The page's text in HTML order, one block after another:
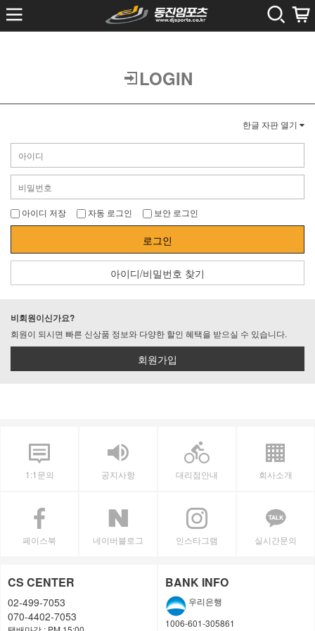
LOGIN
한글 자판 열기
아이디 저장 자동 로그인 보안 로그인
로그인
아이디/비밀번호 찾기
비회원이신가요?
회원이 되시면 빠른 신상품 정보와 다양한 할인 혜택을 받으실 수 있습니다.
회원가입
1:1문의 공지사항 대리점안내 회사소개
페이스북 네이버블로그 인스타그램 실시간문의
CS CENTER
02-499-7053
070-4402-7053
BANK INFO
우리은행
1006-601-305861